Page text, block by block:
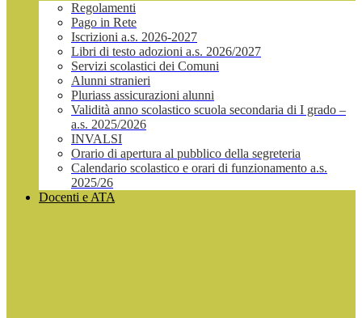
Regolamenti
Pago in Rete
Iscrizioni a.s. 2026-2027
Libri di testo adozioni a.s. 2026/2027
Servizi scolastici dei Comuni
Alunni stranieri
Pluriass assicurazioni alunni
Validità anno scolastico scuola secondaria di I grado –
a.s. 2025/2026
INVALSI
Orario di apertura al pubblico della segreteria
Calendario scolastico e orari di funzionamento a.s.
2025/26
Docenti e ATA